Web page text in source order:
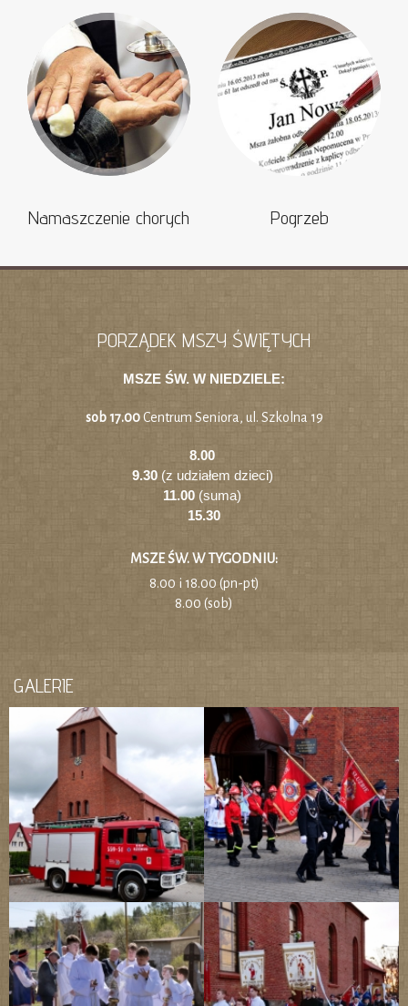
Namaszczenie chorych Pogrzeb
PORZĄDEK MSZY ŚWIĘTYCH
MSZE ŚW. W NIEDZIELE:
sob 17.00Centrum Seniora, ul. Szkolna 19
8.00
9.30(z udziałem dzieci)
11.00 (suma)
15.30
MSZE ŚW. W TYGODNIU:
8.00 i 18.00 (pn-pt)
8.00 (sob)
GALERIE